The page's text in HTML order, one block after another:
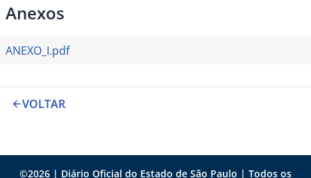
Anexos
ANEXO_I.pdf
VOLTAR
©2026 | Diário Oficial do Estado de São Paulo | Todos os